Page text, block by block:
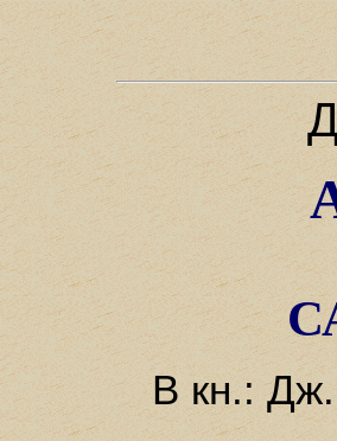
В кн.: